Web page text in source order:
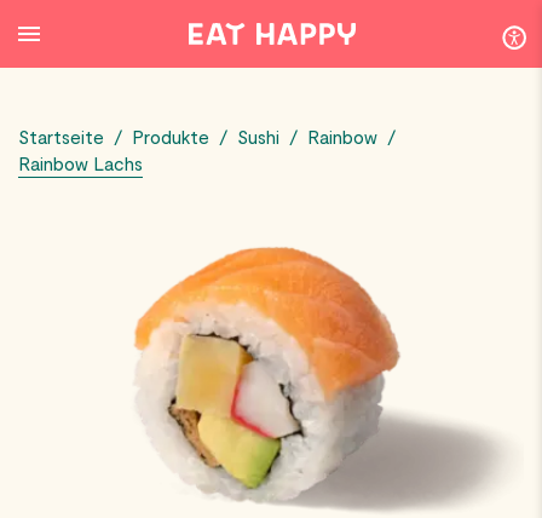
Startseite / Produkte / Sushi / Rainbow /
Rainbow Lachs